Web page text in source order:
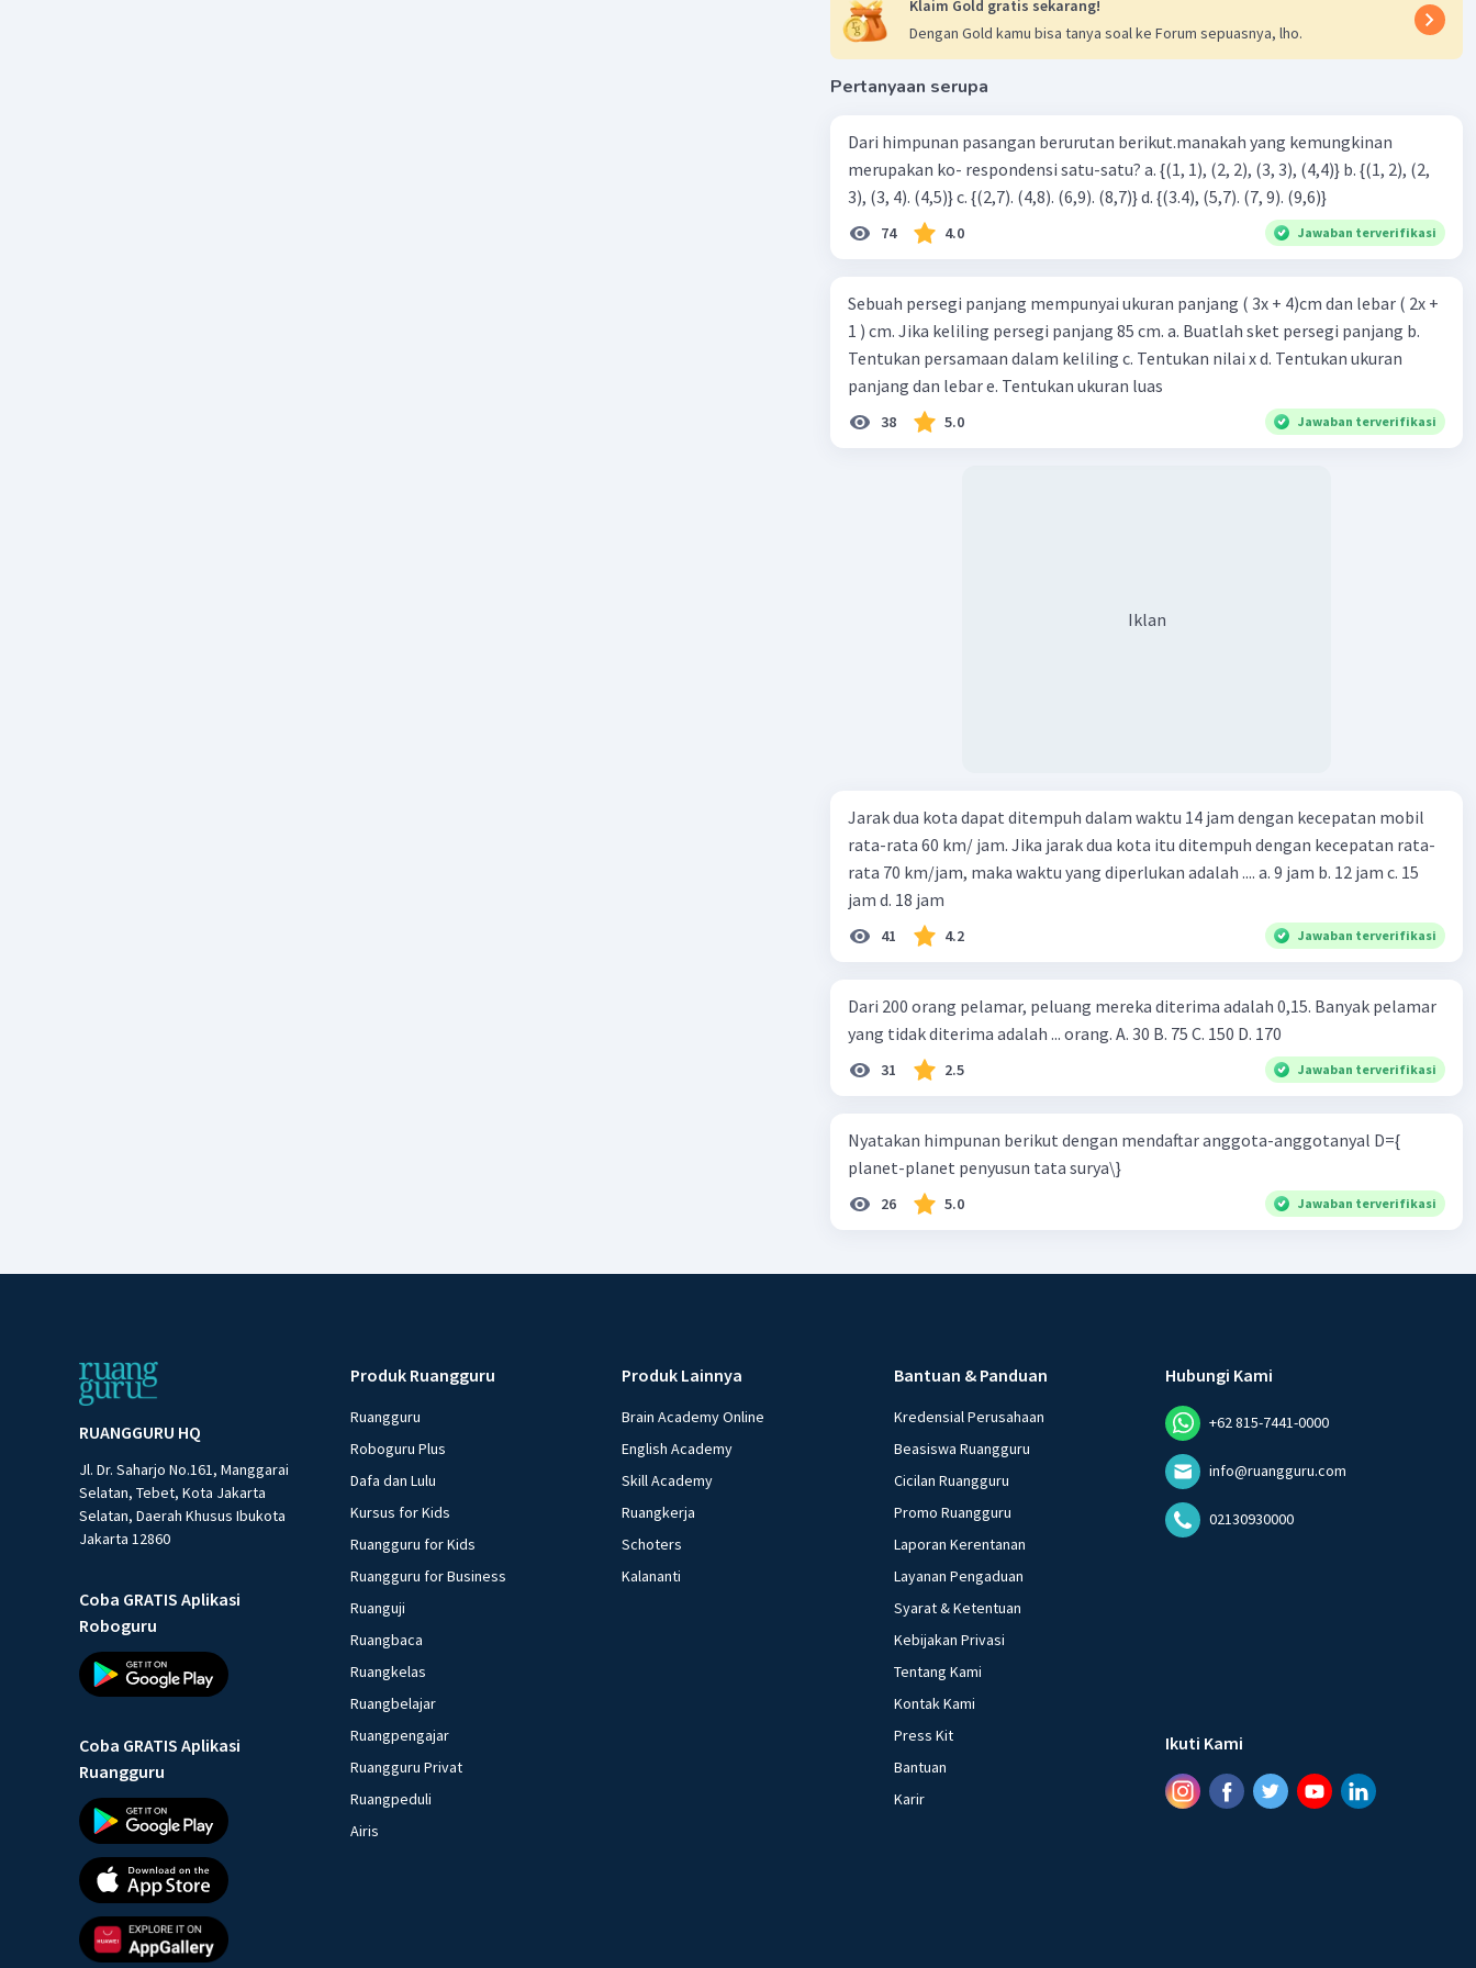
Klaim Gold gratis sekarang!
Dengan Gold kamu bisa tanya soal ke Forum sepuasnya, lho.
Pertanyaan serupa
Dari himpunan pasangan berurutan berikut.manakah yang kemungkinan
merupakan ko- respondensi satu-satu? a. {(1, 1), (2, 2), (3, 3), (4,4)} b. {(1, 2), (2,
3), (3, 4). (4,5)} c. {(2,7). (4,8). (6,9). (8,7)} d. {(3.4), (5,7). (7, 9). (9,6)}
74 4.0 Jawaban terverifikasi
Sebuah persegi panjang mempunyai ukuran panjang ( 3x + 4)cm dan lebar ( 2x +
1 ) cm. Jika keliling persegi panjang 85 cm. a. Buatlah sket persegi panjang b.
Tentukan persamaan dalam keliling c. Tentukan nilai x d. Tentukan ukuran
panjang dan lebar e. Tentukan ukuran luas
38 5.0 Jawaban terverifikasi
Iklan
Jarak dua kota dapat ditempuh dalam waktu 14 jam dengan kecepatan mobil
rata-rata 60 km/ jam. Jika jarak dua kota itu ditempuh dengan kecepatan rata-
rata 70 km/jam, maka waktu yang diperlukan adalah .... a. 9 jam b. 12 jam c. 15
jam d. 18 jam
41 4.2 Jawaban terverifikasi
Dari 200 orang pelamar, peluang mereka diterima adalah 0,15. Banyak pelamar
yang tidak diterima adalah ... orang. A. 30 B. 75 C. 150 D. 170
31 2.5 Jawaban terverifikasi
Nyatakan himpunan berikut dengan mendaftar anggota-anggotanyal D={
planet-planet penyusun tata surya\}
26 5.0 Jawaban terverifikasi
RUANGGURU HQ
Jl. Dr. Saharjo No.161, Manggarai
Selatan, Tebet, Kota Jakarta
Selatan, Daerah Khusus Ibukota
Jakarta 12860
Coba GRATIS Aplikasi
Roboguru
Coba GRATIS Aplikasi
Ruangguru
Produk Ruangguru
Ruangguru
Roboguru Plus
Dafa dan Lulu
Kursus for Kids
Ruangguru for Kids
Ruangguru for Business
Ruanguji
Ruangbaca
Ruangkelas
Ruangbelajar
Ruangpengajar
Ruangguru Privat
Ruangpeduli
Airis
Produk Lainnya
Brain Academy Online
English Academy
Skill Academy
Ruangkerja
Schoters
Kalananti
Bantuan & Panduan
Kredensial Perusahaan
Beasiswa Ruangguru
Cicilan Ruangguru
Promo Ruangguru
Laporan Kerentanan
Layanan Pengaduan
Syarat & Ketentuan
Kebijakan Privasi
Tentang Kami
Kontak Kami
Press Kit
Bantuan
Karir
Hubungi Kami
+62 815-7441-0000
info@ruangguru.com
02130930000
Ikuti Kami